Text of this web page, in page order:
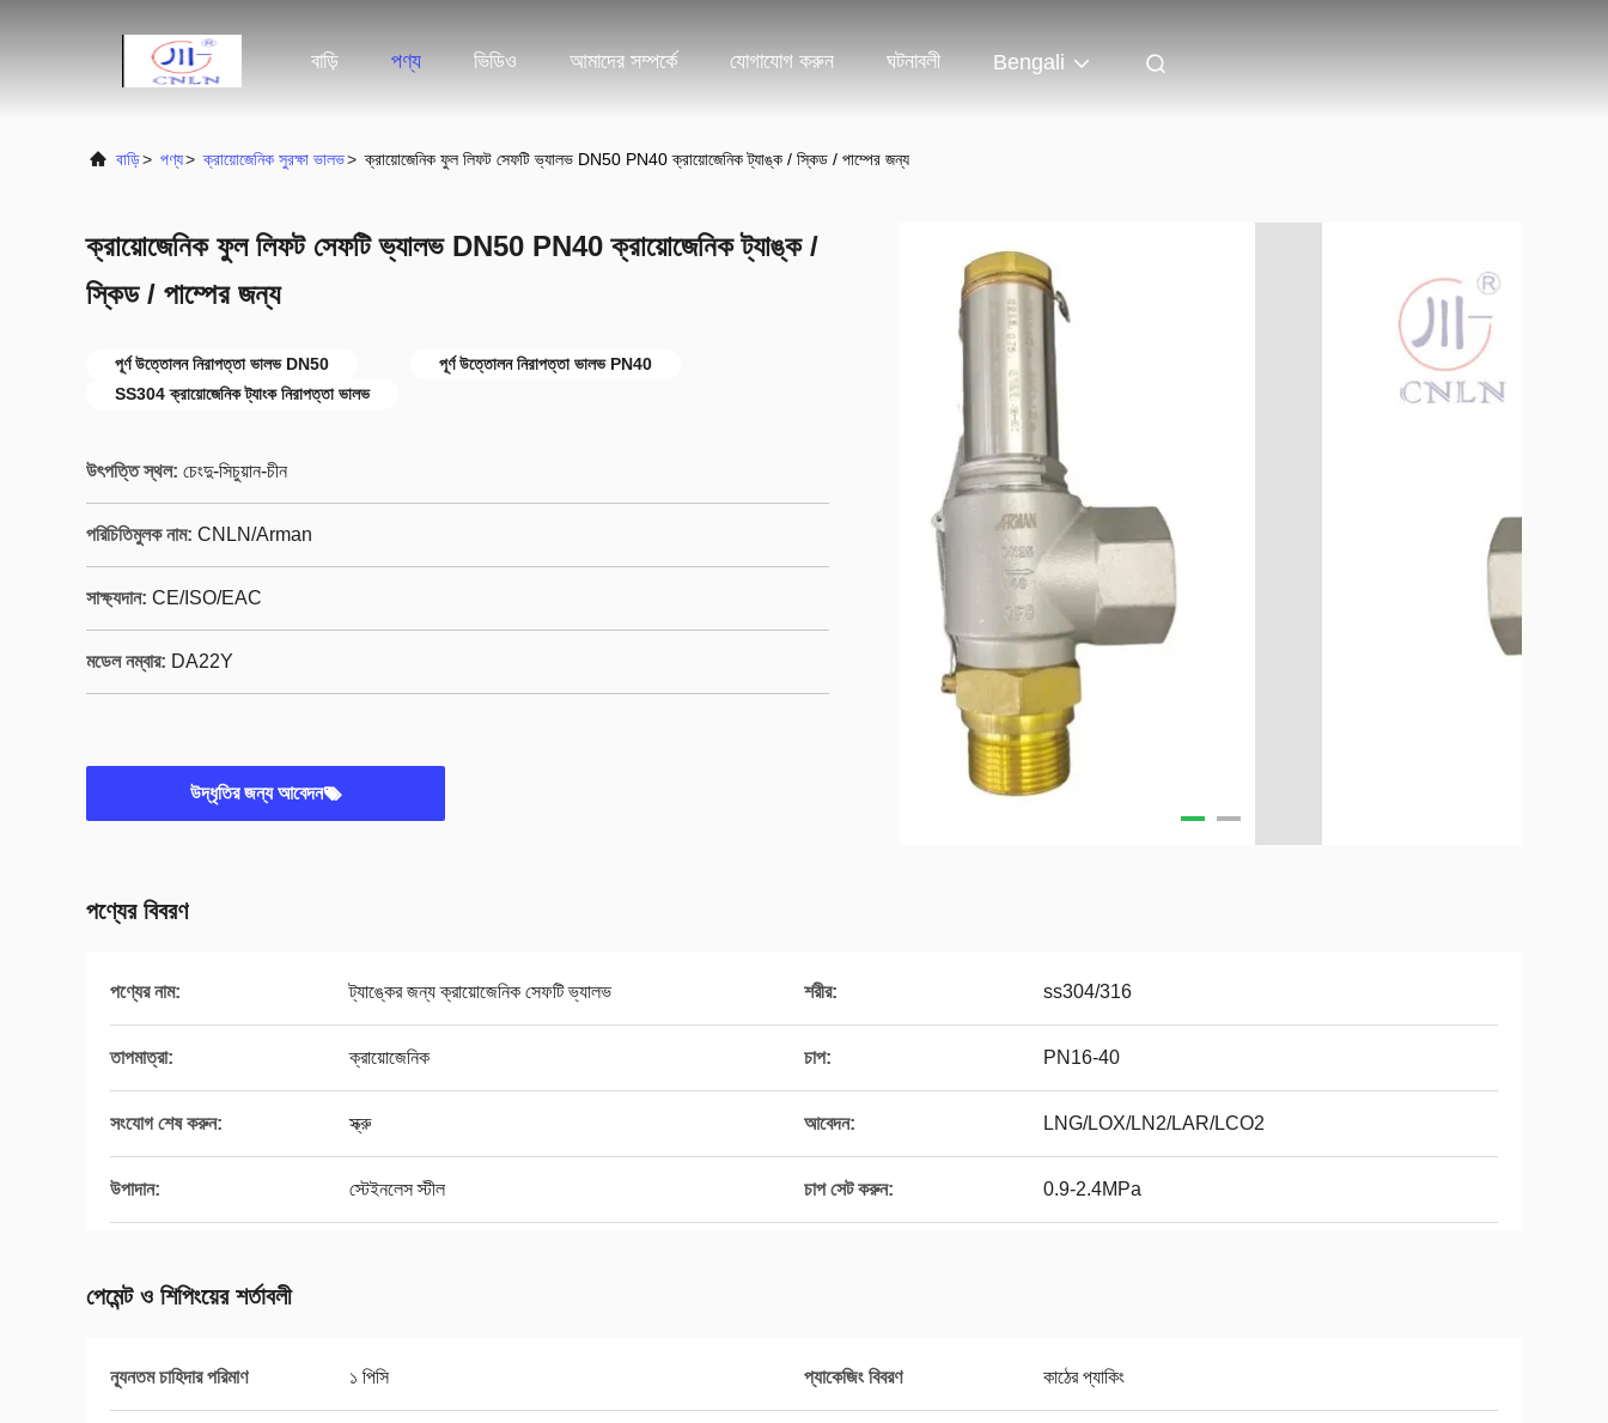
বাড়ি পণ্য ভিডিও আমাদের সম্পর্কে যোগাযোগ করুন ঘটনাবলী Bengali
বাড়ি> পণ্য> ক্রায়োজেনিক সুরক্ষা ভালভ> ক্রায়োজেনিক ফুল লিফট সেফটি ভ্যালভ DN50 PN40 ক্রায়োজেনিক ট্যাঙ্ক / স্কিড / পাম্পের জন্য
ক্রায়োজেনিক ফুল লিফট সেফটি ভ্যালভ DN50 PN40 ক্রায়োজেনিক ট্যাঙ্ক /
স্কিড / পাম্পের জন্য
পূর্ণ উত্তোলন নিরাপত্তা ভালভ DN50
পূর্ণ উত্তোলন নিরাপত্তা ভালভ PN40
SS304 ক্রায়োজেনিক ট্যাংক নিরাপত্তা ভালভ
উৎপত্তি স্থল: চেংদু-সিচুয়ান-চীন
পরিচিতিমুলক নাম: CNLN/Arman
সাক্ষ্যদান: CE/ISO/EAC
মডেল নম্বার: DA22Y
উদ্ধৃতির জন্য আবেদন
পণ্যের বিবরণ
পণ্যের নাম: ট্যাঙ্কের জন্য ক্রায়োজেনিক সেফটি ভ্যালভ শরীর: ss304/316
তাপমাত্রা: ক্রায়োজেনিক চাপ: PN16-40
সংযোগ শেষ করুন: স্ক্রু আবেদন: LNG/LOX/LN2/LAR/LCO2
উপাদান: স্টেইনলেস স্টীল চাপ সেট করুন: 0.9-2.4MPa
পেমেন্ট ও শিপিংয়ের শর্তাবলী
ন্যূনতম চাহিদার পরিমাণ ১ পিসি প্যাকেজিং বিবরণ কাঠের প্যাকিং